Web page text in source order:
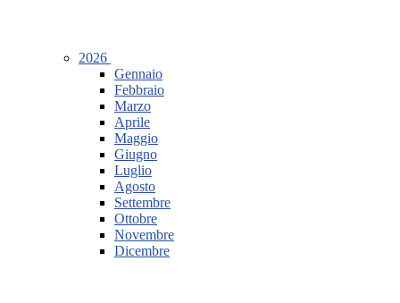
2026
Gennaio
Febbraio
Marzo
Aprile
Maggio
Giugno
Luglio
Agosto
Settembre
Ottobre
Novembre
Dicembre